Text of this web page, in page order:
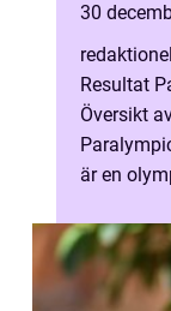
30
redaktionel
Resultat
Översikt
är en